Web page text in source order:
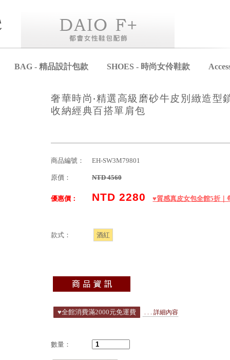
BAG - 精品設計包款 SHOES - 時尚女伶鞋款
奢華時尚‧精選高級磨砂牛皮別緻造型
收納經典百搭單肩包
商品編號： EH-SW3M79801
原價： NTD 4560
優惠價： NTD 2280 ♥️質感真皮女包全館5折｜
款式： 酒紅
♥️全館消費滿2000元免運費 . . . 詳細內容
數量：